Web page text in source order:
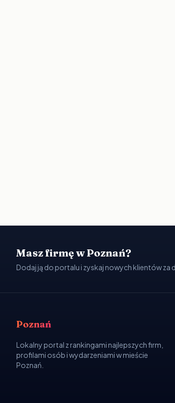
Masz firmę w Poznań?
Dodaj ją do portalu i zyskaj nowych klientów za
Poznań
Lokalny portal z rankingami najlepszych firm,
profilami osób i wydarzeniami w mieście
Poznań.